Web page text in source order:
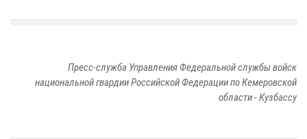
Пресс-служба Управления Федеральной службы войск
национальной гвардии Российской Федерации по Кемеровской
области - Кузбассу